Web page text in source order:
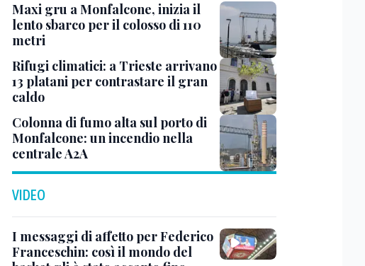
Maxi gru a Monfalcone, inizia il
lento sbarco per il colosso di 110
metri
Rifugi climatici: a Trieste arrivano
13 platani per contrastare il gran
caldo
Colonna di fumo alta sul porto di
Monfalcone: un incendio nella
centrale A2A
VIDEO
I messaggi di affetto per Federico
Franceschin: così il mondo del